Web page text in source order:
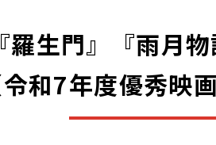
羅生門』『雨月
和7年度優秀映